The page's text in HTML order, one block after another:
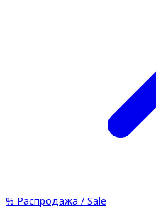
% Распродажа / Sale